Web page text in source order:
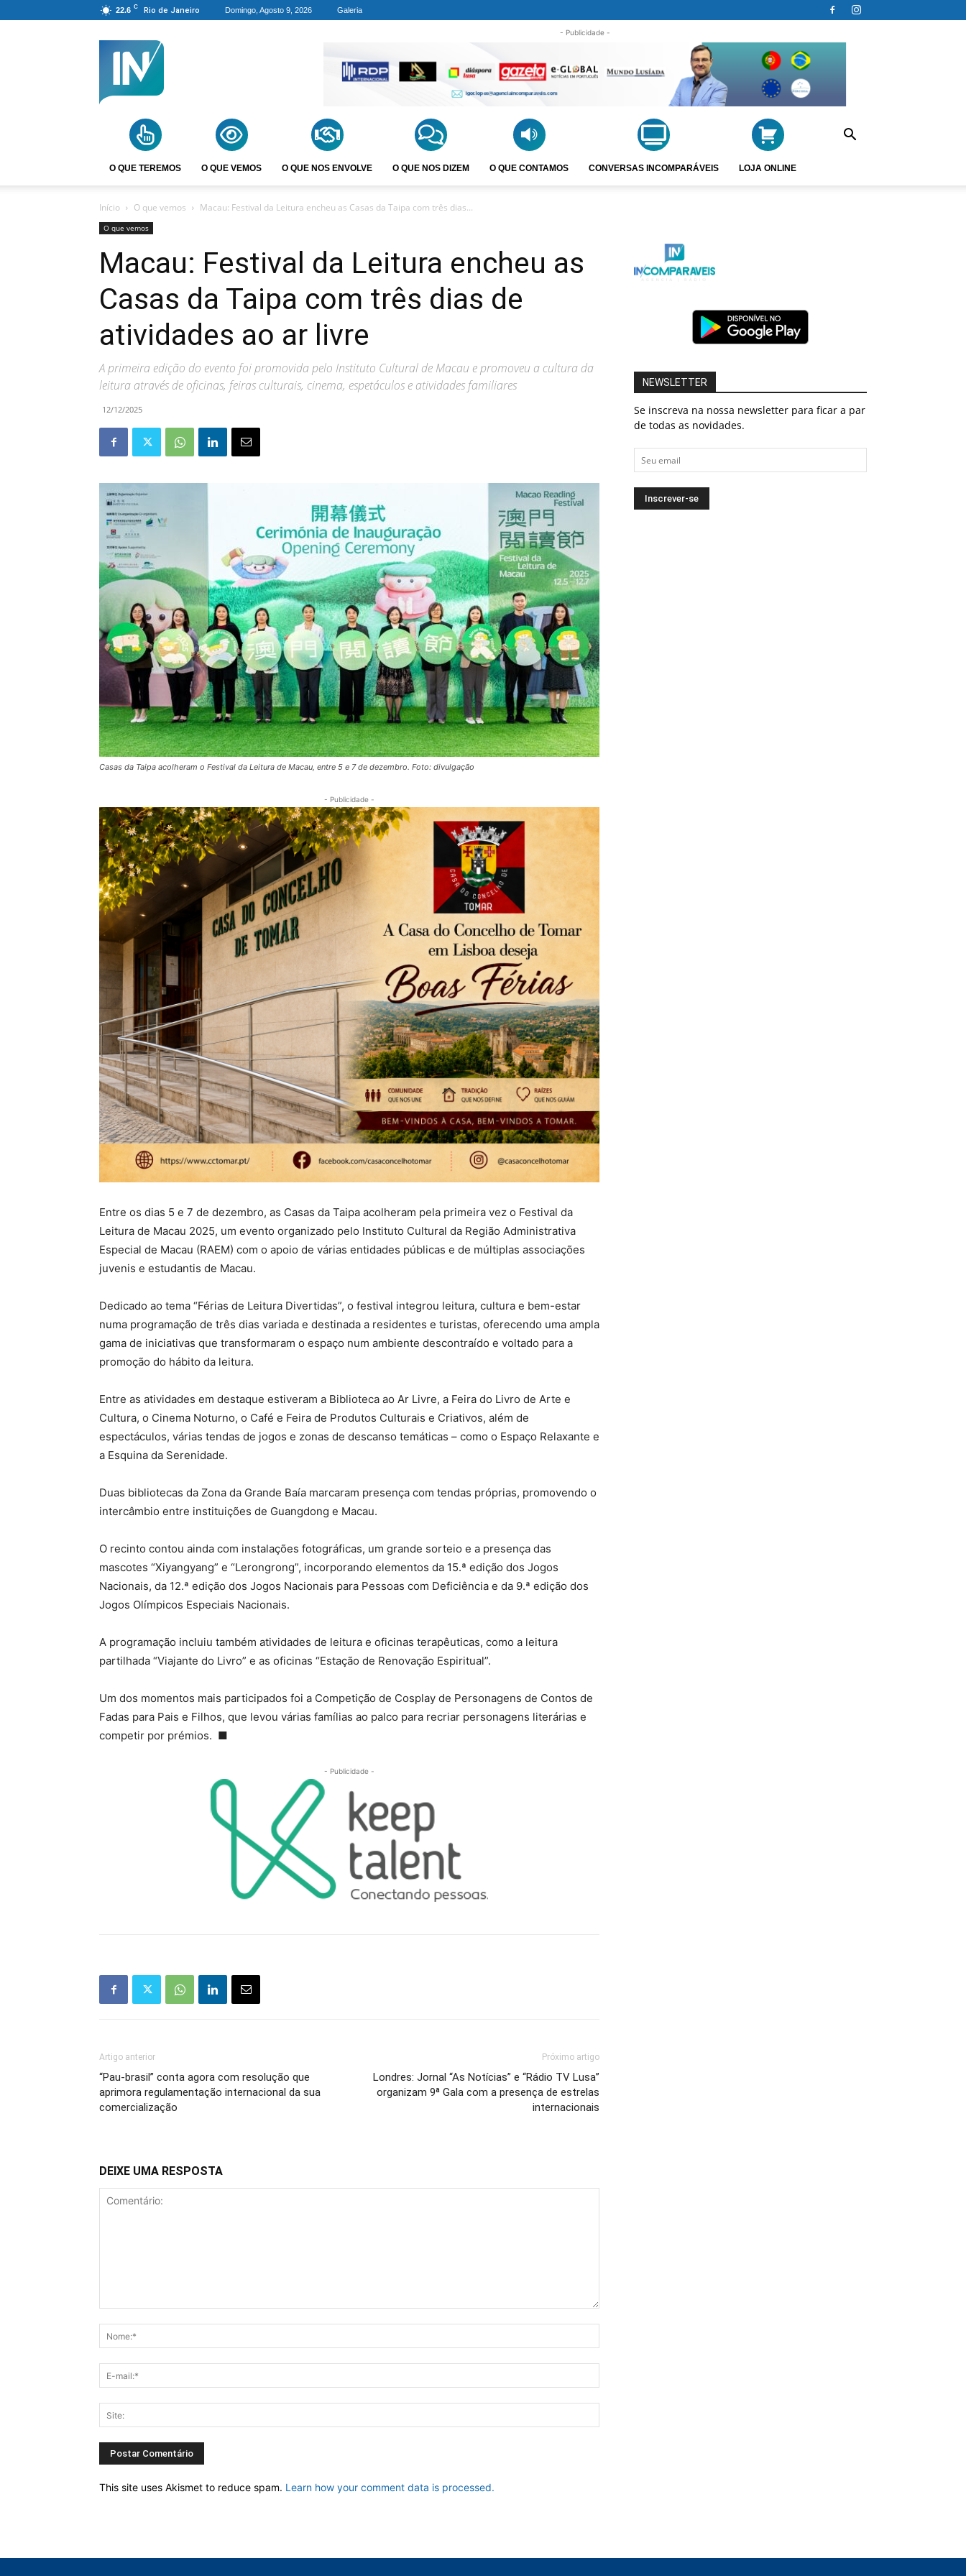
22.6 C Rio de Janeiro Domingo, Agosto 9, 2026 Galeria
- Publicidade -
O QUE TEREMOS O QUE VEMOS O QUE NOS ENVOLVE O QUE NOS DIZEM O QUE CONTAMOS CONVERSAS INCOMPARÁVEIS LOJA ONLINE
Início O que vemos Macau: Festival da Leitura encheu as Casas da Taipa com três dias...
O que vemos
Macau: Festival da Leitura encheu as
Casas da Taipa com três dias de
atividades ao ar livre
A primeira edição do evento foi promovida pelo Instituto Cultural de Macau e promoveu a cultura da
leitura através de oficinas, feiras culturais, cinema, espetáculos e atividades familiares
12/12/2025
Casas da Taipa acolheram o Festival da Leitura de Macau, entre 5 e 7 de dezembro. Foto: divulgação
- Publicidade -
Entre os dias 5 e 7 de dezembro, as Casas da Taipa acolheram pela primeira vez o Festival da
Leitura de Macau 2025, um evento organizado pelo Instituto Cultural da Região Administrativa
Especial de Macau (RAEM) com o apoio de várias entidades públicas e de múltiplas associações
juvenis e estudantis de Macau.
Dedicado ao tema “Férias de Leitura Divertidas”, o festival integrou leitura, cultura e bem-estar
numa programação de três dias variada e destinada a residentes e turistas, oferecendo uma ampla
gama de iniciativas que transformaram o espaço num ambiente descontraído e voltado para a
promoção do hábito da leitura.
Entre as atividades em destaque estiveram a Biblioteca ao Ar Livre, a Feira do Livro de Arte e
Cultura, o Cinema Noturno, o Café e Feira de Produtos Culturais e Criativos, além de
espectáculos, várias tendas de jogos e zonas de descanso temáticas – como o Espaço Relaxante e
a Esquina da Serenidade.
Duas bibliotecas da Zona da Grande Baía marcaram presença com tendas próprias, promovendo o
intercâmbio entre instituições de Guangdong e Macau.
O recinto contou ainda com instalações fotográficas, um grande sorteio e a presença das
mascotes “Xiyangyang” e “Lerongrong”, incorporando elementos da 15.ª edição dos Jogos
Nacionais, da 12.ª edição dos Jogos Nacionais para Pessoas com Deficiência e da 9.ª edição dos
Jogos Olímpicos Especiais Nacionais.
A programação incluiu também atividades de leitura e oficinas terapêuticas, como a leitura
partilhada “Viajante do Livro” e as oficinas “Estação de Renovação Espiritual”.
Um dos momentos mais participados foi a Competição de Cosplay de Personagens de Contos de
Fadas para Pais e Filhos, que levou várias famílias ao palco para recriar personagens literárias e
competir por prémios. ■
- Publicidade -
Artigo anterior
“Pau-brasil” conta agora com resolução que
aprimora regulamentação internacional da sua
comercialização
Próximo artigo
Londres: Jornal “As Notícias” e “Rádio TV Lusa”
organizam 9ª Gala com a presença de estrelas
internacionais
DEIXE UMA RESPOSTA
This site uses Akismet to reduce spam. Learn how your comment data is processed.
NEWSLETTER
Se inscreva na nossa newsletter para ficar a par
de todas as novidades.